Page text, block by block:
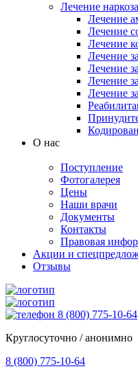
Лечение
Лечение
Лечение
Лечение
Лечение
Лечение
Лечение
Лечение
О нас
Поступление
Фотогалерея
Цены
Наши врачи
Документы
Контакты
Правовая
Акции и
Отзывы
8 (800) 775-10-64
Круглосуточно / анонимно
8 (800) 775-10-64